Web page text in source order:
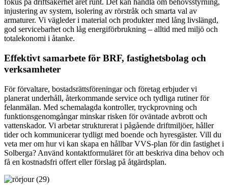
fokus på driftsäkerhet året runt. Det kan handla om behovsstyrning,
injustering av system, isolering av rörstråk och smarta val av
armaturer. Vi vägleder i material och produkter med lång livslängd,
god servicebarhet och låg energiförbrukning – alltid med miljö och
totalekonomi i åtanke.
Effektivt samarbete för BRF, fastighetsbolag och
verksamheter
För förvaltare, bostadsrättsföreningar och företag erbjuder vi
planerat underhåll, återkommande service och tydliga rutiner för
felanmälan. Med schemalagda kontroller, tryckprovning och
funktionsgenomgångar minskar risken för oväntade avbrott och
vattenskador. Vi arbetar strukturerat i pågående driftmiljöer, håller
tider och kommunicerar tydligt med boende och hyresgäster. Vill du
veta mer om hur vi kan skapa en hållbar VVS-plan för din fastighet i
Solberga? Använd kontaktformuläret för att beskriva dina behov och
få en kostnadsfri offert eller förslag på åtgärdsplan.